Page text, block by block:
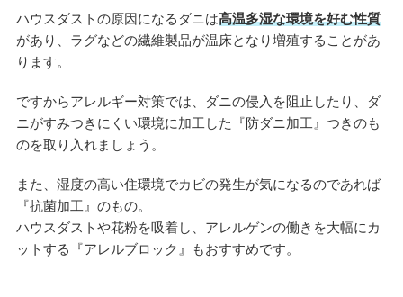
ハウスダストの原因になるダニは高温多湿な環境を好む性質
があり、ラグなどの繊維製品が温床となり増殖することがあ
ります。
ですからアレルギー対策では、ダニの侵入を阻止したり、ダ
ニがすみつきにくい環境に加工した『防ダニ加工』つきのも
のを取り入れましょう。
また、湿度の高い住環境でカビの発生が気になるのであれば
『抗菌加工』のもの。
ハウスダストや花粉を吸着し、アレルゲンの働きを大幅にカ
ットする『アレルブロック』もおすすめです。